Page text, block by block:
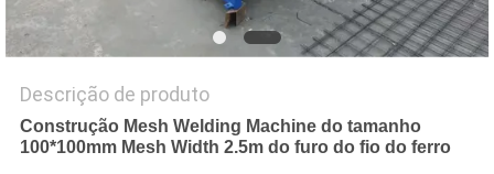
Descrição de produto
Construção Mesh Welding Machine do tamanho
100*100mm Mesh Width 2.5m do furo do fio do ferro